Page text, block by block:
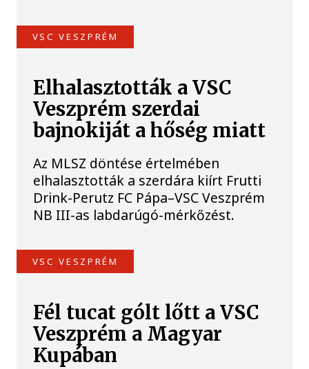
VSC VESZPRÉM
Elhalasztották a VSC
Veszprém szerdai
bajnokiját a hőség miatt
Az MLSZ döntése értelmében
elhalasztották a szerdára kiírt Frutti
Drink-Perutz FC Pápa–VSC Veszprém
NB III-as labdarúgó-mérkőzést.
VSC VESZPRÉM
Fél tucat gólt lőtt a VSC
Veszprém a Magyar
Kupában